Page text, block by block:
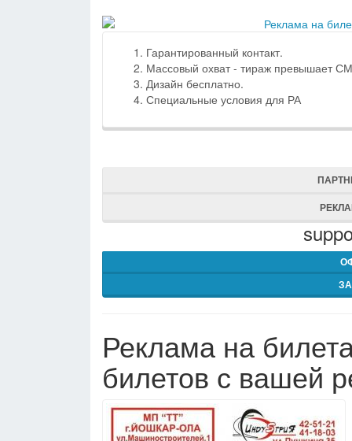
Гарантированный контакт.
Массовый охват - тираж превышает
Дизайн бесплатно.
Специальные условия для РА
Реклама на
билетов с вашей